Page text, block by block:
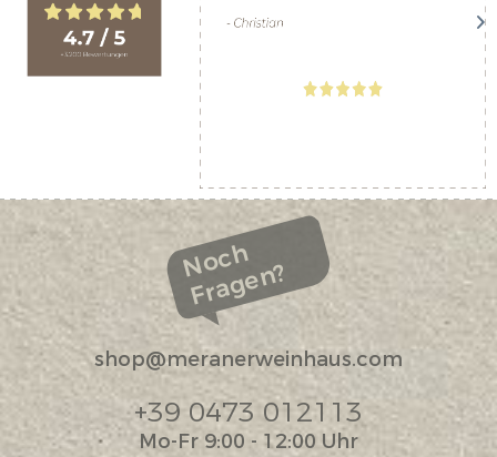
Noch
Fragen?
shop@meranerweinhaus.com
+39 0473 012113
Mo-Fr 9:00 - 12:00 Uhr